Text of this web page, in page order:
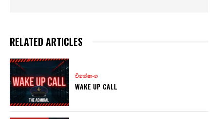
RELATED ARTICLES
විශේෂාංග
WAKE UP CALL